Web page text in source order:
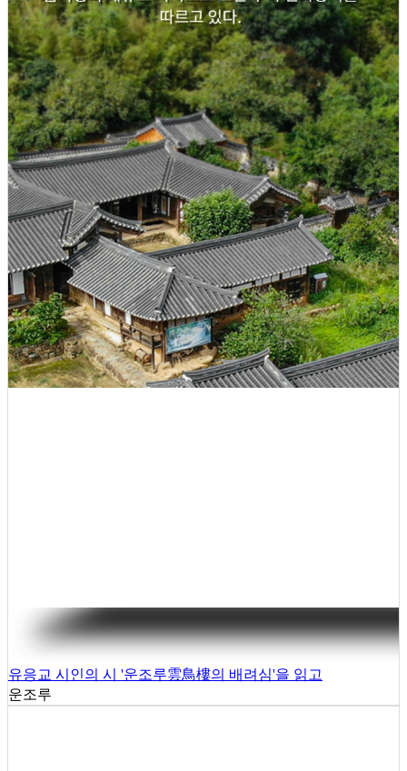
유응교 시인의 시 '운조루雲鳥樓의 배려심'을 읽고
운조루